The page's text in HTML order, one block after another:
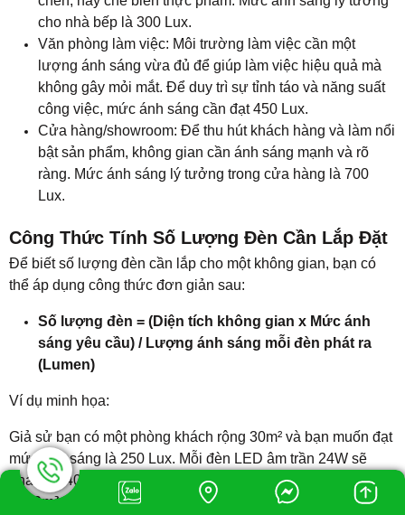
cho nhà bếp là 300 Lux.
Văn phòng làm việc: Môi trường làm việc cần một
lượng ánh sáng vừa đủ để giúp làm việc hiệu quả mà
không gây mỏi mắt. Để duy trì sự tỉnh táo và năng suất
công việc, mức ánh sáng cần đạt 450 Lux.
Cửa hàng/showroom: Để thu hút khách hàng và làm nổi
bật sản phẩm, không gian cần ánh sáng mạnh và rõ
ràng. Mức ánh sáng lý tưởng trong cửa hàng là 700
Lux.
Công Thức Tính Số Lượng Đèn Cần Lắp Đặt
Để biết số lượng đèn cần lắp cho một không gian, bạn có
thể áp dụng công thức đơn giản sau:
Số lượng đèn = (Diện tích không gian x Mức ánh
sáng yêu cầu) / Lượng ánh sáng mỗi đèn phát ra
(Lumen)
Ví dụ minh họa:
Giả sử bạn có một phòng khách rộng 30m² và bạn muốn đạt
mức ánh sáng là 250 Lux. Mỗi đèn LED âm trần 24W sẽ
phát ra 2400 lumen. Áp dụng công thức sau: Số lượng đèn
= (30m² x 250 Lux) / 2400 lumen = 3.125 đèn